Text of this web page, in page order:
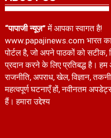
“पापाजी न्यूज़” में आपका स्वागत है!
www.papajinews.com भारत
पोर्टल है, जो अपने पाठकों को सटीक,
प्रदान करने के लिए प्रतिबद्ध है। हम
राजनीति, अपराध, खेल, विज्ञान,
महत्वपूर्ण घटनाएँ हों, नवीनतम
हैं। हमारा उद्देश्य